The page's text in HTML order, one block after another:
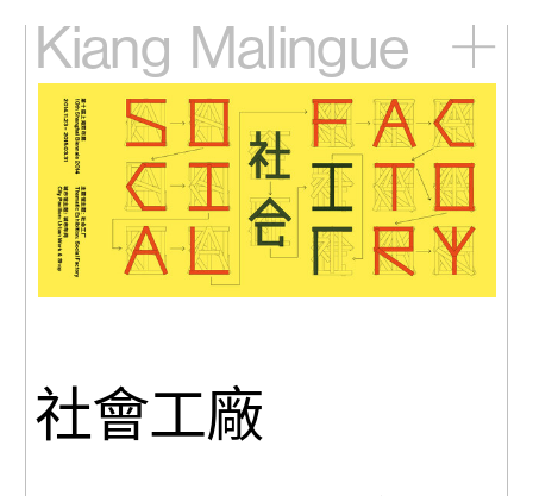
Kiang Malingue
主頁
展覽
藝術家
視頻
新訊
關於我們
English
社會工廠